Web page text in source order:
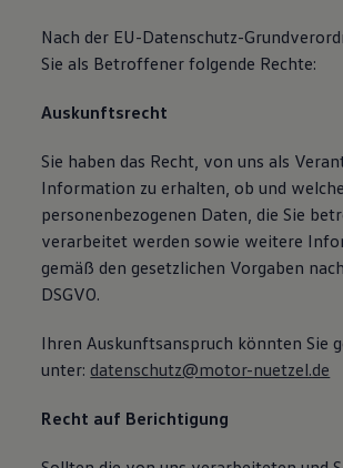
Nach der EU-Datenschutz-
Sie als Betroffener folgende Rechte:
Auskunftsrecht
Sie haben das Recht, von uns als
Information zu erhalten, ob und welche
personenbezogenen Daten, die Sie
verarbeitet werden sowie weitere
gemäß den gesetzlichen Vorgaben
DSGVO.
Ihren Auskunftsanspruch könnten Sie
unter: datenschutz@motor-nuetzel.de
Recht auf Berichtigung